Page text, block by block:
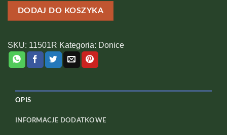
(odcień
rdzy)
DODAJ DO KOSZYKA
SKU: 11501R Kategoria: Donice
OPIS
INFORMACJE DODATKOWE